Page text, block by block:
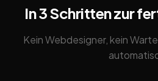
In 3 Schritten zur
Kein Webdesigner, kein